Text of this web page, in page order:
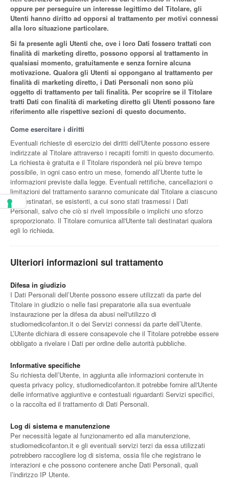
oppure per perseguire un interesse legittimo del Titolare, gli
Utenti hanno diritto ad opporsi al trattamento per motivi connessi
alla loro situazione particolare.
Si fa presente agli Utenti che, ove i loro Dati fossero trattati con
finalità di marketing diretto, possono opporsi al trattamento in
qualsiasi momento, gratuitamente e senza fornire alcuna
motivazione. Qualora gli Utenti si oppongano al trattamento per
finalità di marketing diretto, i Dati Personali non sono più
oggetto di trattamento per tali finalità. Per scoprire se il Titolare
tratti Dati con finalità di marketing diretto gli Utenti possono fare
riferimento alle rispettive sezioni di questo documento.
Come esercitare i diritti
Eventuali richieste di esercizio dei diritti dell'Utente possono essere
indirizzate al Titolare attraverso i recapiti forniti in questo documento.
La richiesta è gratuita e il Titolare risponderà nel più breve tempo
possibile, in ogni caso entro un mese, fornendo all’Utente tutte le
informazioni previste dalla legge. Eventuali rettifiche, cancellazioni o
limitazioni del trattamento saranno comunicate dal Titolare a ciascuno
dei destinatari, se esistenti, a cui sono stati trasmessi i Dati
Personali, salvo che ciò si riveli impossibile o implichi uno sforzo
sproporzionato. Il Titolare comunica all'Utente tali destinatari qualora
egli lo richieda.
Ulteriori informazioni sul trattamento
Difesa in giudizio
I Dati Personali dell’Utente possono essere utilizzati da parte del
Titolare in giudizio o nelle fasi preparatorie alla sua eventuale
instaurazione per la difesa da abusi nell'utilizzo di
studiomedicofanton.it o dei Servizi connessi da parte dell’Utente.
L’Utente dichiara di essere consapevole che il Titolare potrebbe essere
obbligato a rivelare i Dati per ordine delle autorità pubbliche.
Informative specifiche
Su richiesta dell’Utente, in aggiunta alle informazioni contenute in
questa privacy policy, studiomedicofanton.it potrebbe fornire all'Utente
delle informative aggiuntive e contestuali riguardanti Servizi specifici,
o la raccolta ed il trattamento di Dati Personali.
Log di sistema e manutenzione
Per necessità legate al funzionamento ed alla manutenzione,
studiomedicofanton.it e gli eventuali servizi terzi da essa utilizzati
potrebbero raccogliere log di sistema, ossia file che registrano le
interazioni e che possono contenere anche Dati Personali, quali
l’indirizzo IP Utente.